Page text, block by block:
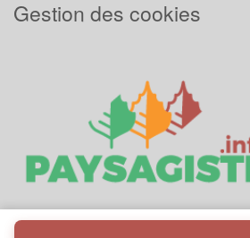
Gestion des cookies